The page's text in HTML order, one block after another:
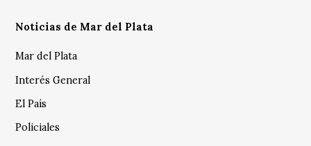
Noticias de Mar del Plata
Mar del Plata
Interés General
El País
Policiales